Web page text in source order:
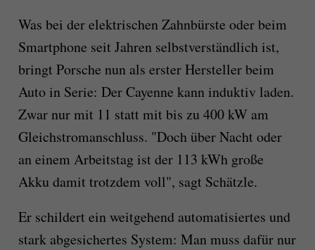
Was bei der elektrischen Zahnbürste oder beim
Smartphone seit Jahren selbstverständlich ist,
bringt Porsche nun als erster Hersteller beim
Auto in Serie: Der Cayenne kann induktiv laden.
Zwar nur mit 11 statt mit bis zu 400 kW am
Gleichstromanschluss. "Doch über Nacht oder
an einem Arbeitstag ist der 113 kWh große
Akku damit trotzdem voll", sagt Schätzle.
Er schildert ein weitgehend automatisiertes und
stark abgesichertes System: Man muss dafür nur